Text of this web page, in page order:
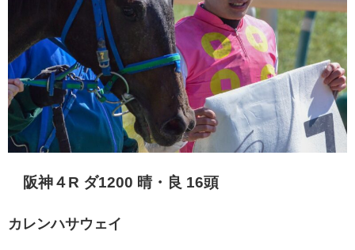
阪神４R ダ1200 晴・良 16頭
カレンハサウェイ